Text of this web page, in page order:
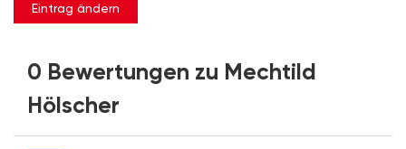
Eintrag ändern
0 Bewertungen zu Mechtild
Hölscher